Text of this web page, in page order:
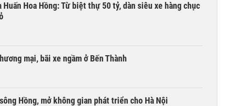
Hoa Hồng: Từ biệt thự 50 tỷ, dàn siêu xe hàng chục
mại, bãi xe ngầm ở Bến Thành
Hồng, mở không gian phát triển cho Hà Nội